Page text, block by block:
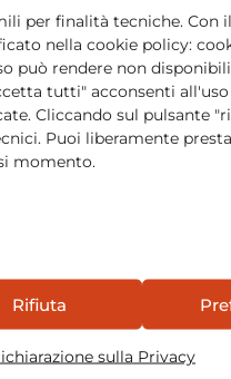
per finalità tecniche. Con
nella cookie policy:
può rendere non
tutti" acconsenti
Cliccando sul pulsante
Puoi liberamente
momento.
Rifiuta
sulla Privacy
Partecipazione
https://bit.ly/4pKTX2x
Salva nel tuo